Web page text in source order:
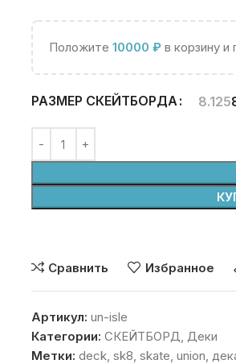
Положите 10000 ₽в корзину и
РАЗМЕР СКЕЙТБОРДА 8.125
Сравнить Избранное
Артикул: un-isle
Категории: СКЕЙТБОРД, Деки
Метки: deck, sk8, skate, union,